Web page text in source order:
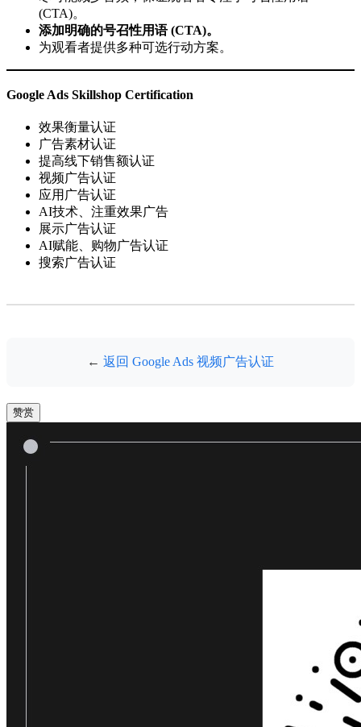
(CTA)。
添加明确的号召性用语 (CTA)。
为观看者提供多种可选行动方案。
Google Ads Skillshop Certification
效果衡量认证
广告素材认证
提高线下销售额认证
视频广告认证
应用广告认证
AI技术、注重效果广告
展示广告认证
AI赋能、购物广告认证
搜索广告认证
← 返回 Google Ads 视频广告认证
赞赏